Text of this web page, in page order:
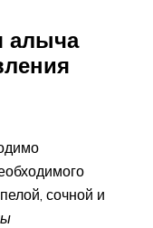
алыча
сочной и